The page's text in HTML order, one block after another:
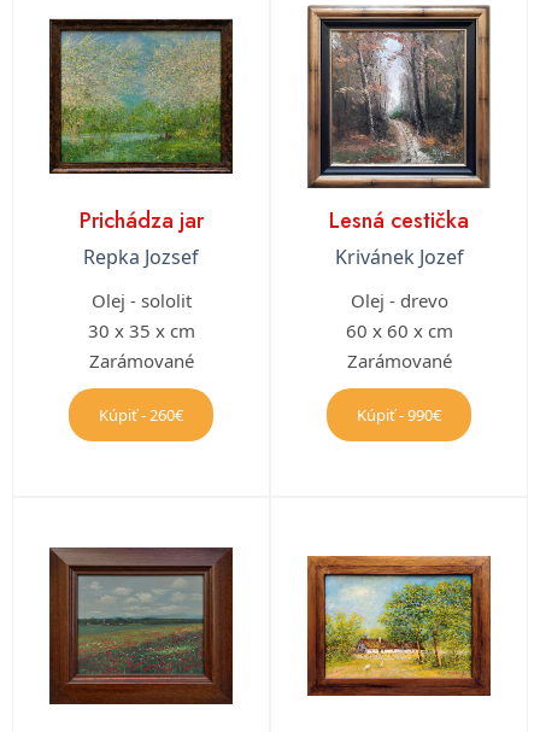
Prichádza jar
Repka Jozsef
Olej - sololit
30 x 35 x cm
Zarámované
Kúpiť - 260€
Lesná cestička
Krivánek Jozef
Olej - drevo
60 x 60 x cm
Zarámované
Kúpiť - 990€